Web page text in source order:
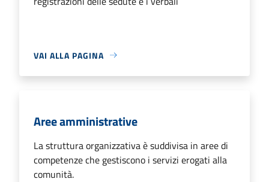
VAI ALLA PAGINA
Aree amministrative
La struttura organizzativa è suddivisa in aree di
competenze che gestiscono i servizi erogati alla
comunità.